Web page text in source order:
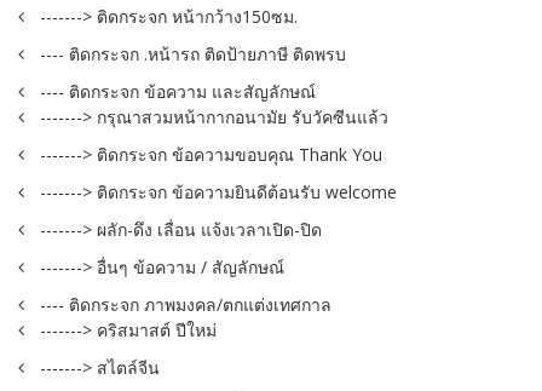
-------> ติดกระจก หน้ากว้าง150ซม.
---- ติดกระจก .หน้ารถ ติดป้ายภาษี ติดพรบ
---- ติดกระจก ข้อความ และสัญลักษณ์
-------> กรุณาสวมหน้ากากอนามัย รับวัคซีนแล้ว
-------> ติดกระจก ข้อความขอบคุณ Thank You
-------> ติดกระจก ข้อความยินดีต้อนรับ welcome
-------> ผลัก-ดึง เลื่อน แจ้งเวลาเปิด-ปิด
-------> อื่นๆ ข้อความ / สัญลักษณ์
---- ติดกระจก ภาพมงคล/ตกแต่งเทศกาล
-------> คริสมาสต์ ปีใหม่
-------> สไตล์จีน